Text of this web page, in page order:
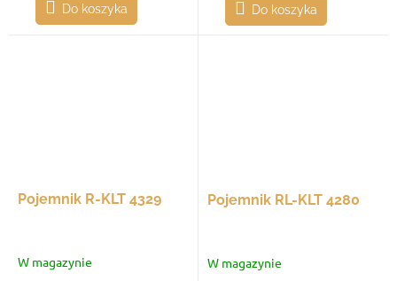
Do koszyka Do koszyka
Pojemnik R-KLT 4329
W magazynie
Pojemnik RL-KLT 4280
W magazynie